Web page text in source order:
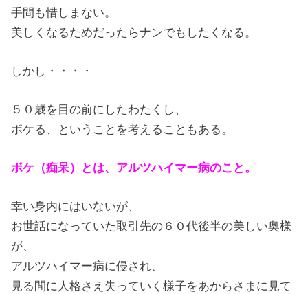
手間も惜しまない。
美しくなるためだったらナンでもしたくなる。
しかし・・・・
５０歳を目の前にしたわたくし、
ボケる、ということを考えることもある。
ボケ（痴呆）とは、アルツハイマー病のこと。
幸い身内にはいないが、
お世話になっていた取引先の６０代後半の美しい奥様
が、
アルツハイマー病に侵され、
見る間に人格さえ失っていく様子をあからさまに見て